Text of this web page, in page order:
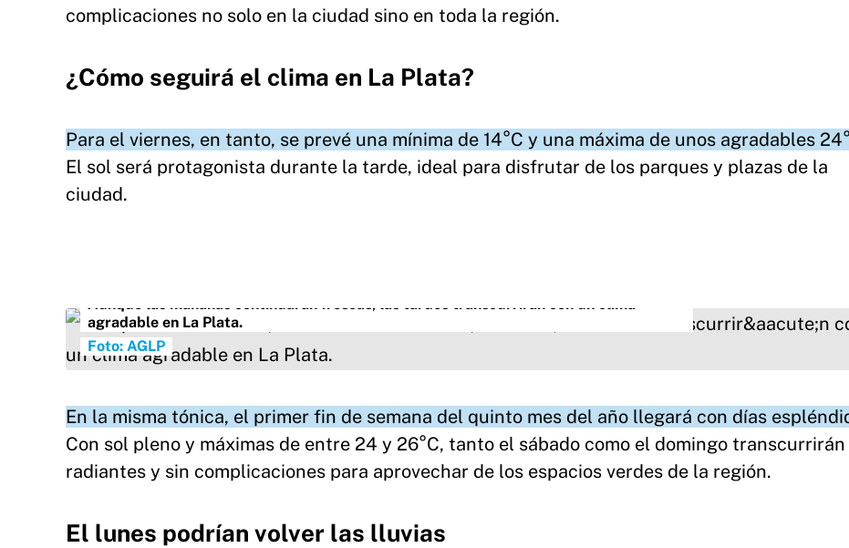
complicaciones no solo en la ciudad sino en toda la región.
¿Cómo seguirá el clima en La Plata?
Para el viernes, en tanto, se prevé una mínima de 14°C y una máxima de unos agradables
El sol será protagonista durante la tarde, ideal para disfrutar de los parques y plazas de la
ciudad.
Aunque las mañanas continuarán frescas, las tardes transcurrirán con un clima
agradable en La Plata.
Foto: AGLP
En la misma tónica, el primer fin de semana del quinto mes del año llegará con días
Con sol pleno y máximas de entre 24 y 26°C, tanto el sábado como el domingo transcurrirán
radiantes y sin complicaciones para aprovechar de los espacios verdes de la región.
El lunes podrían volver las lluvias